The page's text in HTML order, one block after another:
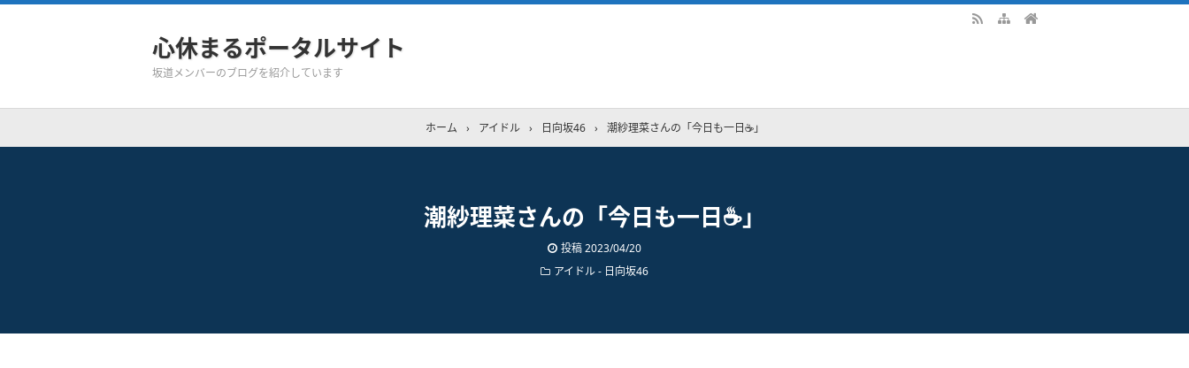
心休まるポータルサイト
坂道メンバーのブログを紹介しています
ホーム › アイドル › 日向坂46 › 潮紗理菜さんの「今日も一日☕️」
潮紗理菜さんの「今日も一日☕️」
投稿2023/04/20
アイドル - 日向坂46